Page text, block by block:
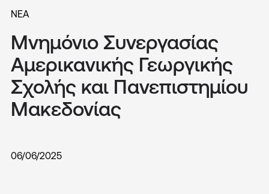
ΝΈΑ
06/06/2025
Μνημόνιο Συνεργασίας
Αμερικανικής Γεωργικής
Σχολής και Πανεπιστημίου
Μακεδονίας